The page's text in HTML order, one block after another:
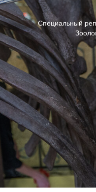
Специальный